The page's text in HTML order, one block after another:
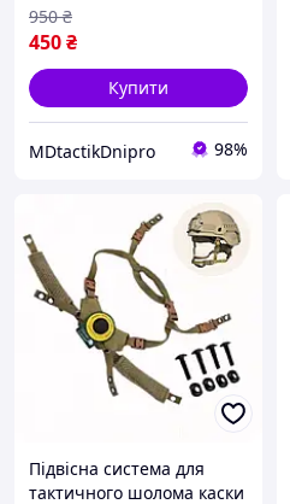
450₴
950 ₴
Купити
MDtactikDnipro 98%
Підвісна система для
тактичного шолома каски